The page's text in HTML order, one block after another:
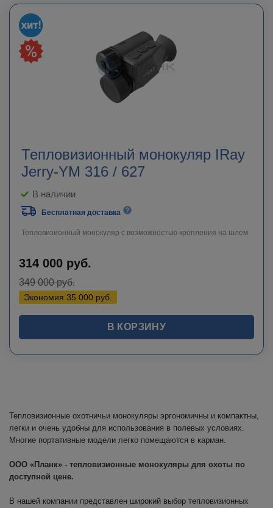
Тепловизионный монокуляр IRay
Jerry-YM 316 / 627
В наличии
Бесплатная доставка
Тепловизионный монокуляр с возможностью крепления на шлем
314 000 руб.
349 000руб.
Экономия 35 000 руб.
В КОРЗИНУ
Тепловизионные охотничьи монокуляры эргономичны и компактны,
легки и очень удобны для использования в полевых условиях.
Многие портативные модели легко помещаются в карман.
ООО «Планк» - тепловизионные монокуляры для охоты по
доступной цене.
В нашей компании представлен широкий выбор тепловизионных